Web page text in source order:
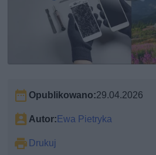
Opublikowano:29.04.2026
Autor: Ewa Pietryka
Drukuj